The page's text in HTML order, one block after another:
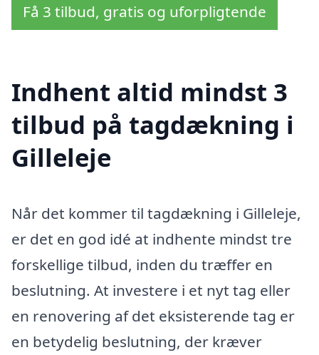
Få 3 tilbud, gratis og uforpligtende
Indhent altid mindst 3
tilbud på tagdækning i
Gilleleje
Når det kommer til tagdækning i Gilleleje,
er det en god idé at indhente mindst tre
forskellige tilbud, inden du træffer en
beslutning. At investere i et nyt tag eller
en renovering af det eksisterende tag er
en betydelig beslutning, der kræver